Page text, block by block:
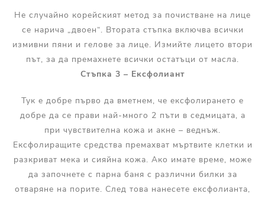
Не случайно корейският метод за почистване на лице
се нарича „двоен“. Втората стъпка включва всички
измивни пяни и гелове за лице. Измийте лицето втори
път, за да премахнете всички остатъци от масла.
Стъпка 3 – Ексфолиант
Тук е добре първо да вметнем, че ексфолирането е
добре да се прави най-много 2 пъти в седмицата, а
при чувствителна кожа и акне – веднъж.
Ексфолиращите средства премахват мъртвите клетки и
разкриват мека и сияйна кожа. Ако имате време, може
да започнете с парна баня с различни билки за
отваряне на порите. След това нанесете ексфолианта,